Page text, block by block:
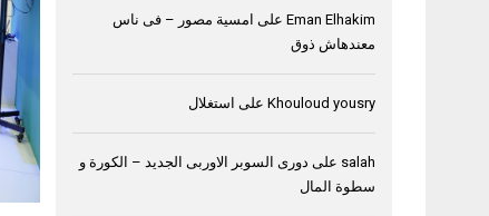
Eman Elhakim على امسية مصور – فى ناس
معندهاش ذوق
Khouloud yousry على استغلال
salah على دورى السوبر الاوربى الجديد – الكورة و
سطوة المال